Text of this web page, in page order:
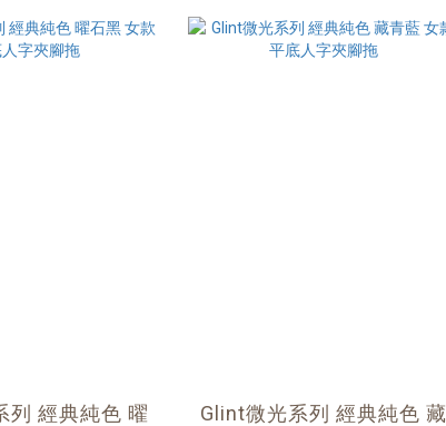
列 經典純色 曜
Glint微光系列 經典純色 藏